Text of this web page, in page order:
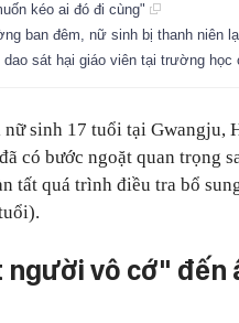
kéo ai đó đi cùng"
ban đêm, nữ sinh bị thanh niên
dao sát hại giáo viên tại trường học
nữ sinh 17 tuổi tại Gwangju,
có bước ngoặt quan trọng
tất quá trình điều tra bổ
vô cớ" đến